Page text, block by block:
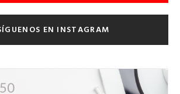
EN INSTAGRAM